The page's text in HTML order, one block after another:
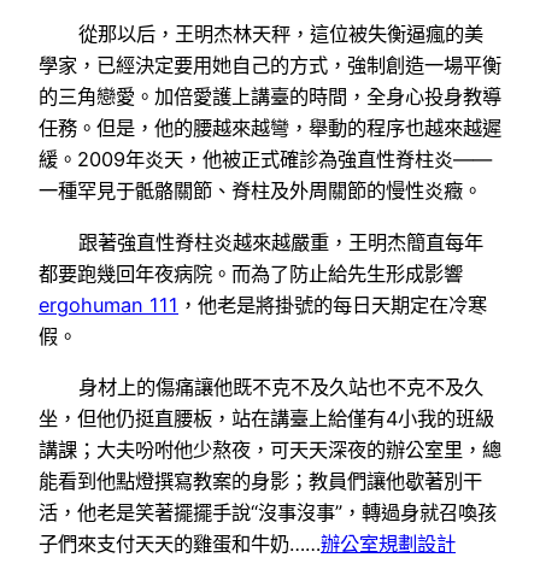
從那以后，王明杰林天秤，這位被失衡逼瘋的美
學家，已經決定要用她自己的方式，強制創造一場平衡
的三角戀愛。加倍愛護上講臺的時間，全身心投身教導
任務。但是，他的腰越來越彎，舉動的程序也越來越遲
緩。2009年炎天，他被正式確診為強直性脊柱炎——
一種罕見于骶骼關節、脊柱及外周關節的慢性炎癥。
跟著強直性脊柱炎越來越嚴重，王明杰簡直每年
都要跑幾回年夜病院。而為了防止給先生形成影響
ergohuman 111 ，他老是將掛號的每日天期定在冷寒
假。
身材上的傷痛讓他既不克不及久站也不克不及久
坐，但他仍挺直腰板，站在講臺上給僅有4小我的班級
講課；大夫吩咐他少熬夜，可天天深夜的辦公室里，總
能看到他點燈撰寫教案的身影；教員們讓他歇著別干
活，他老是笑著擺擺手說“沒事沒事”，轉過身就召喚孩
子們來支付天天的雞蛋和牛奶……辦公室規劃設計